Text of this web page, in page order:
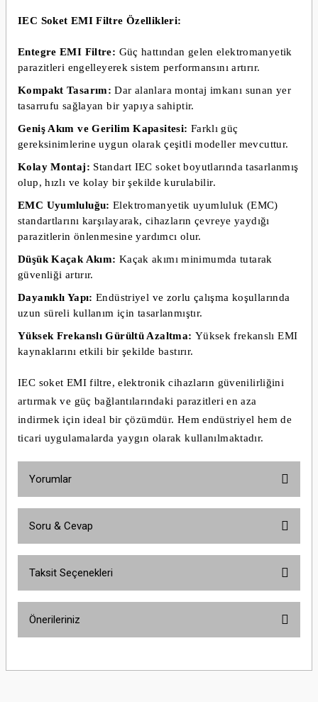
IEC Soket EMI Filtre Özellikleri:
Entegre EMI Filtre: Güç hattından gelen elektromanyetik
parazitleri engelleyerek sistem performansını artırır.
Kompakt Tasarım: Dar alanlara montaj imkanı sunan yer
tasarrufu sağlayan bir yapıya sahiptir.
Geniş Akım ve Gerilim Kapasitesi: Farklı güç
gereksinimlerine uygun olarak çeşitli modeller mevcuttur.
Kolay Montaj: Standart IEC soket boyutlarında tasarlanmış
olup, hızlı ve kolay bir şekilde kurulabilir.
EMC Uyumluluğu: Elektromanyetik uyumluluk (EMC)
standartlarını karşılayarak, cihazların çevreye yaydığı
parazitlerin önlenmesine yardımcı olur.
Düşük Kaçak Akım: Kaçak akımı minimumda tutarak
güvenliği artırır.
Dayanıklı Yapı: Endüstriyel ve zorlu çalışma koşullarında
uzun süreli kullanım için tasarlanmıştır.
Yüksek Frekanslı Gürültü Azaltma: Yüksek frekanslı EMI
kaynaklarını etkili bir şekilde bastırır.
IEC soket EMI filtre, elektronik cihazların güvenilirliğini
artırmak ve güç bağlantılarındaki parazitleri en aza
indirmek için ideal bir çözümdür. Hem endüstriyel hem de
ticari uygulamalarda yaygın olarak kullanılmaktadır.
Yorumlar
Soru & Cevap
Taksit Seçenekleri
Önerileriniz
yetersiz gördüğünüz noktaları öneri formunu kullanarak tarafımıza